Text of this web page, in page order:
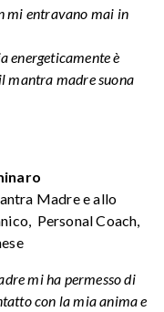
mi entravano mai in
energeticamente è
mantra madre suona
Madre e allo
Personal Coach,
mi ha permesso di
con la mia anima e